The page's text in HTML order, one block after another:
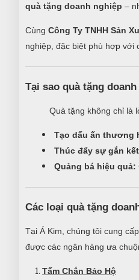
quà tặng doanh nghiệp –
Cùng Công Ty TNHH Sản
nghiệp, đặc biệt phù hợp với
Tại sao quà tặng
Quà tặng không chỉ là
Tạo dấu ấn thương
Thúc đẩy sự gắn
Quảng bá hiệu quả:
Các loại quà tặng
Tại Á Kim, chúng tôi cung cấp
được các ngân hàng ưa
Tấm Chắn Bảo Hộ